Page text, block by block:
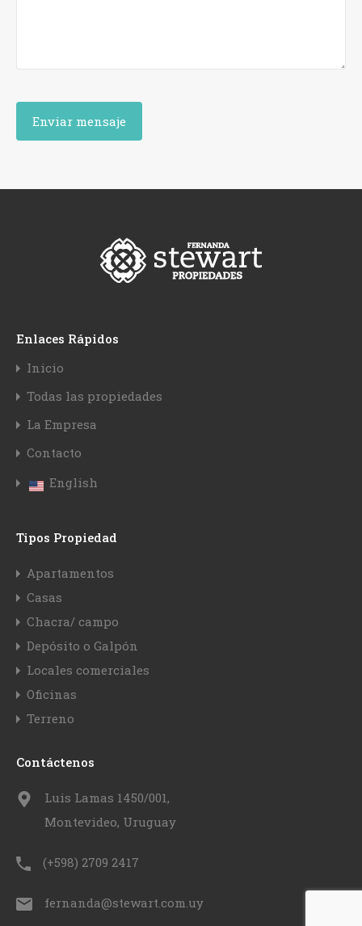
Enlaces Rápidos
Inicio
Todas las propiedades
La Empresa
Contacto
English
Tipos Propiedad
Apartamentos
Casas
Chacra/ campo
Depósito o Galpón
Locales comerciales
Oficinas
Terreno
Contáctenos
Luis Lamas 1450/001,
Montevideo, Uruguay
(+598) 2709 2417
fernanda@stewart.com.uy